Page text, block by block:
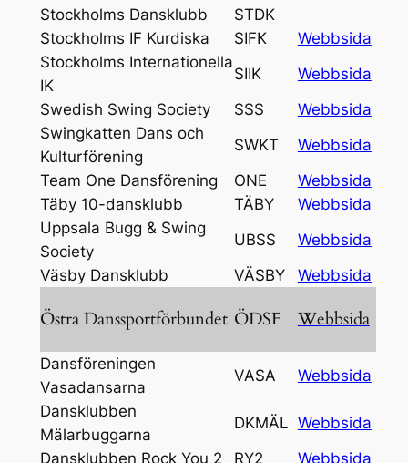
Stockholms Dansklubb
STDK
Stockholms IF Kurdiska
SIFK
Webbsida
Stockholms Internationella
IK
SIIK
Webbsida
Swedish Swing Society
SSS
Webbsida
Swingkatten Dans och
Kulturförening
SWKT
Webbsida
Team One Dansförening
ONE
Webbsida
Täby 10-dansklubb
TÄBY
Webbsida
Uppsala Bugg & Swing
Society
UBSS
Webbsida
Väsby Dansklubb
VÄSBY Webbsida
Östra Danssportförbundet ÖDSF Webbsida
Dansföreningen
Vasadansarna
VASA
Webbsida
Dansklubben
Mälarbuggarna
DKMÄL Webbsida
Dansklubben Rock You 2
RY2
Webbsida